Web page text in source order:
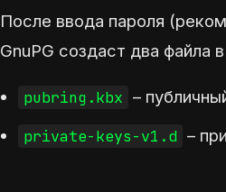
После ввода пароля
GnuPG создаст два файла
pubring.kbx –
private-keys-v1.d –